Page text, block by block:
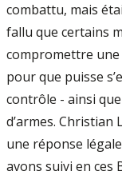
combattu, mais
fallu que certains
compromettre
pour que puisse
contrôle - ainsi
d’armes. Christian
une réponse
avons suivi en ces